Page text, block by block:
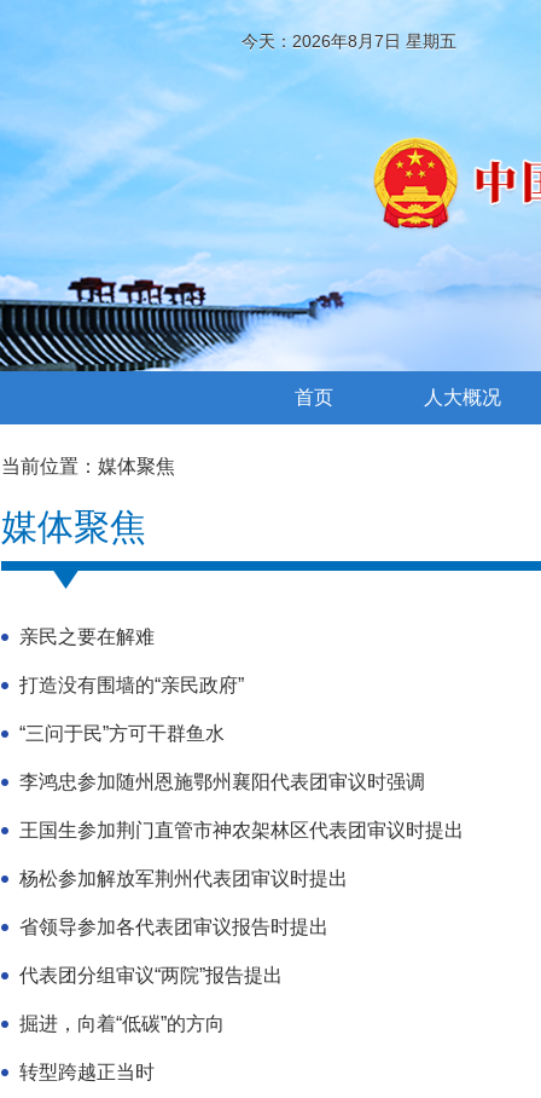
今天：2026年8月7日 星期五
首页 人大概况
当前位置： 媒体聚焦
媒体聚焦
亲民之要在解难
打造没有围墙的“亲民政府”
“三问于民”方可干群鱼水
李鸿忠参加随州恩施鄂州襄阳代表团审议时强调
王国生参加荆门直管市神农架林区代表团审议时提出
杨松参加解放军荆州代表团审议时提出
省领导参加各代表团审议报告时提出
代表团分组审议“两院”报告提出
掘进，向着“低碳”的方向
转型跨越正当时